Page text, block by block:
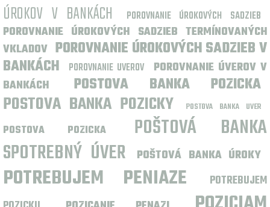
ÚROKOV V BANKÁCH
POROVNANIE ÚROKOVÝCH SADZIEB
POROVNANIE ÚROKOVÝCH SADZIEB TERMÍNOVANÝCH
VKLADOV POROVNANIE ÚROKOVÝCH SADZIEB V
BANKÁCH
POROVNANIE UVEROV
POROVNANIE ÚVEROV V
BANKÁCH
POSTOVA BANKA POZICKA
POSTOVA BANKA POZICKY POSTOVA BANKA UVER
POSTOVA POZICKA
POŠTOVÁ BANKA
SPOTREBNÝ ÚVER
POŠTOVÁ BANKA ÚROKY
POTREBUJEM PENIAZE
POTREBUJEM